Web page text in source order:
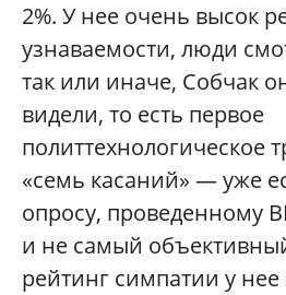
2%. У нее очень высок
узнаваемости, люди
так или иначе, Собчак
видели, то есть первое
политтехнологическое
«семь касаний» — уже
опросу, проведенному
и не самый
рейтинг симпатии у нее